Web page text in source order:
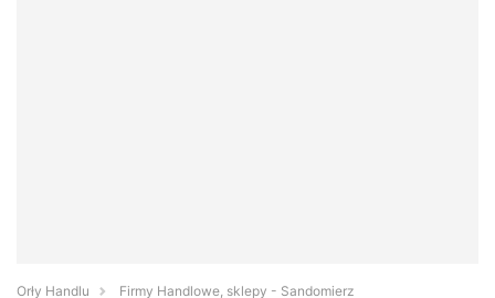
Orły Handlu
Firmy Handlowe, sklepy - Sandomierz